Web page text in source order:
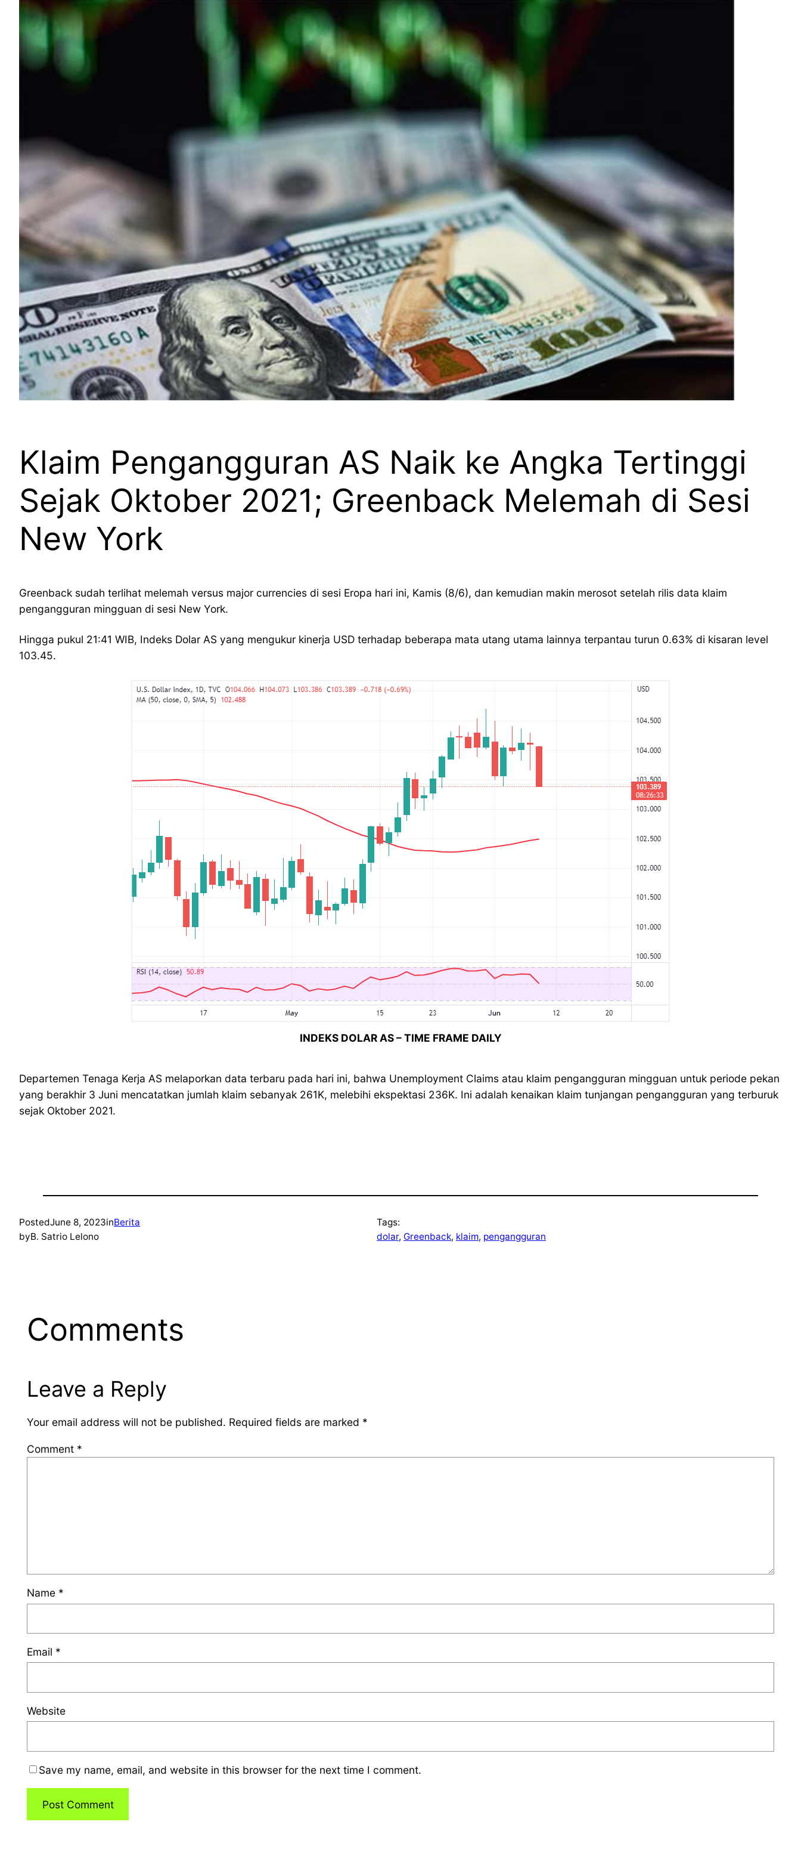
Klaim Pengangguran AS Naik ke Angka Tertinggi
Sejak Oktober 2021; Greenback Melemah di Sesi
New York
Greenback sudah terlihat melemah versus major currencies di sesi Eropa hari ini, Kamis (8/6), dan kemudian makin merosot setelah rilis data klaim
pengangguran mingguan di sesi New York.
Hingga pukul 21:41 WIB, Indeks Dolar AS yang mengukur kinerja USD terhadap beberapa mata utang utama lainnya terpantau turun 0.63% di kisaran level
103.45.
INDEKS DOLAR AS – TIME FRAME DAILY
Departemen Tenaga Kerja AS melaporkan data terbaru pada hari ini, bahwa Unemployment Claims atau klaim pengangguran mingguan untuk periode pekan
yang berakhir 3 Juni mencatatkan jumlah klaim sebanyak 261K, melebihi ekspektasi 236K. Ini adalah kenaikan klaim tunjangan pengangguran yang terburuk
sejak Oktober 2021.
PostedJune 8, 2023inBerita
byB. Satrio Lelono
Tags:
dolar, Greenback, klaim, pengangguran
Comments
Leave a Reply
Your email address will not be published. Required fields are marked *
Comment *
Name *
Email *
Website
Save my name, email, and website in this browser for the next time I comment.